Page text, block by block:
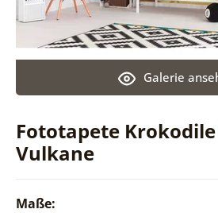
Fototapete
Vulkane
Galerie
Maße: